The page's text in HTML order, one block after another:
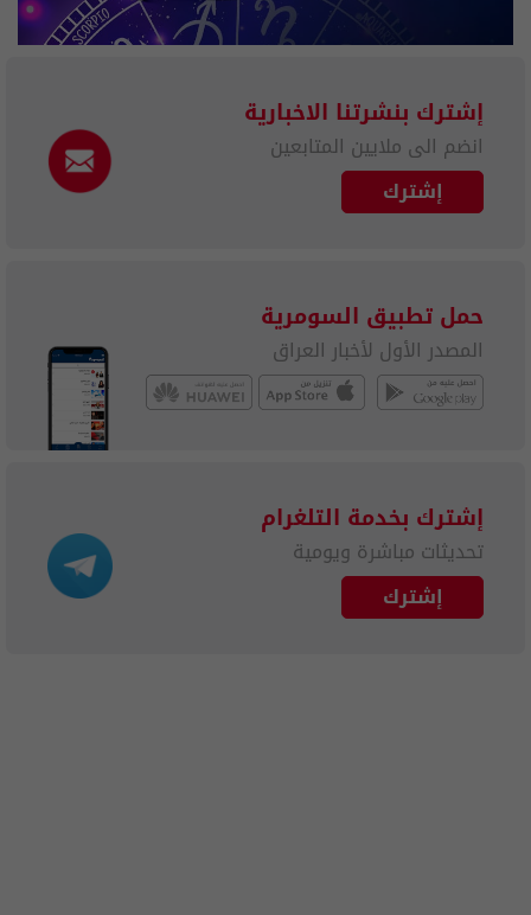
إشترك بنشرتنا الاخبارية
انضم الى ملايين المتابعين
إشترك
حمل تطبيق السومرية
المصدر الأول لأخبار العراق
إشترك بخدمة التلغرام
تحديثات مباشرة ويومية
إشترك